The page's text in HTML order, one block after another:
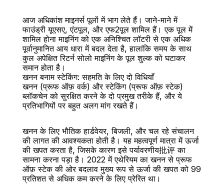
आज अधिकांश माइनर्स पूलों में भाग लेते हैं। जाने-माने में
फाउंड्री यूएसए, एंटपूल, और एफ2पूल शामिल हैं। एक पूल में
शामिल होना माइनिंग को एक अनिश्चित लॉटरी से एक अधिक
पूर्वानुमानित आय धारा में बदल देता है, हालांकि समय के साथ
कुल अपेक्षित रिटर्न सोलो माइनिंग के पूल शुल्क को घटाकर
समान होता है।
खनन बनाम स्टेकिंग: सहमति के लिए दो विधियाँ
खनन (प्रूफ ऑफ़ वर्क) और स्टेकिंग (प्रूफ ऑफ़ स्टेक)
ब्लॉकचेन को सुरक्षित करने के दो प्रमुख तरीके हैं, और ये
प्रतिभागियों पर बहुत अलग मांग रखते हैं।
खनन के लिए भौतिक हार्डवेयर, बिजली, और चल रहे संचालन
की लागत की आवश्यकता होती है। यह महत्वपूर्ण मात्रा में ऊर्जा
की खपत करता है, जिसके कारण इसे पर्यावरणीय批评 का
सामना करना पड़ा है। 2022 में एथेरियम का खनन से प्रूफ
ऑफ़ स्टेक की ओर बदलाव मुख्य रूप से ऊर्जा की खपत को 99
प्रतिशत से अधिक कम करने के लिए प्रेरित था।